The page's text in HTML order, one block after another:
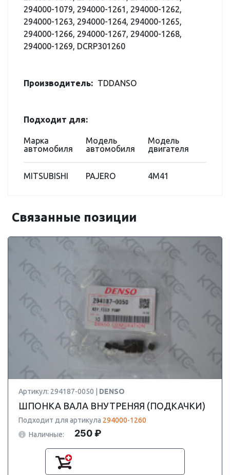
294000-1079, 294000-1261, 294000-1262,
294000-1263, 294000-1264, 294000-1265,
294000-1266, 294000-1267, 294000-1268,
294000-1269, DCRP301260
Производитель: TDDANSO
Подходит для:
Марка
автомобиля
Модель
автомобиля
Модель
двигателя
MITSUBISHI PAJERO 4M41
Связанные позиции
Артикул: 294187-0050 | DENSO
ШПОНКА ВАЛА ВНУТРЕНЯЯ (ПОДКАЧКИ)
Подходит для артикула 294000-1260
Наличные:
250 ₽